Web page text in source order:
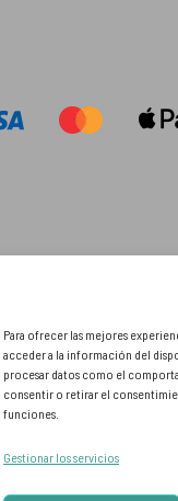
Para ofrecer las mejores
acceder a la información del
procesar datos como el
consentir o retirar el
funciones.
Gestionar los servicios